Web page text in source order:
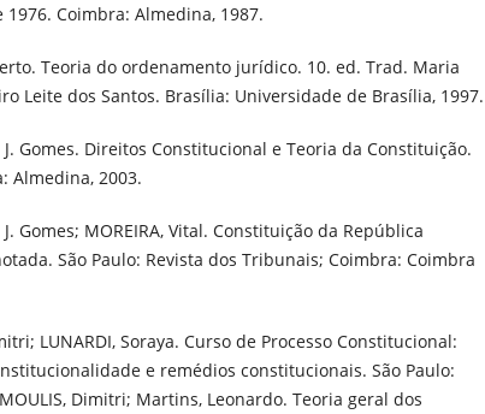
Coimbra: Almedina, 1987.
Teoria do ordenamento jurídico. 10. ed. Trad. Maria
Leite dos Santos. Brasília: Universidade de Brasília, 1997.
J. Gomes. Direitos Constitucional e Teoria da Constituição.
Almedina, 2003.
J. Gomes; MOREIRA, Vital. Constituição da República
São Paulo: Revista dos Tribunais; Coimbra: Coimbra
LUNARDI, Soraya. Curso de Processo Constitucional:
e remédios constitucionais. São Paulo:
Dimitri; Martins, Leonardo. Teoria geral dos